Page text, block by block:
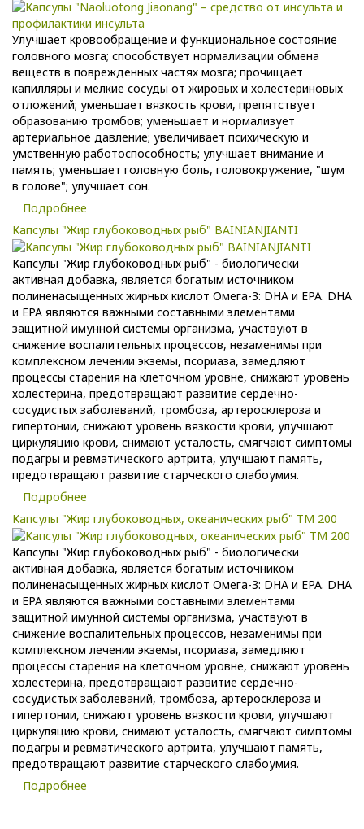
Улучшает кровообращение и функциональное состояние
головного мозга; способствует нормализации обмена
веществ в поврежденных частях мозга; прочищает
капилляры и мелкие сосуды от жировых и холестериновых
отложений; уменьшает вязкость крови, препятствует
образованию тромбов; уменьшает и нормализует
артериальное давление; увеличивает психическую и
умственную работоспособность; улучшает внимание и
память; уменьшает головную боль, головокружение, "шум
в голове"; улучшает сон.
Подробнее
Капсулы "Жир глубоководных рыб" BAINIANJIANTI
Капсулы "Жир глубоководных рыб" - биологически
активная добавка, является богатым источником
полиненасыщенных жирных кислот Омега-3: DHA и EPA. DHA
и EPA являются важными составными элементами
защитной имунной системы организма, участвуют в
снижение воспалительных процессов, незаменимы при
комплексном лечении экземы, псориаза, замедляют
процессы старения на клеточном уровне, снижают уровень
холестерина, предотвращают развитие сердечно-
сосудистых заболеваний, тромбоза, артеросклероза и
гипертонии, снижают уровень вязкости крови, улучшают
циркуляцию крови, снимают усталость, смягчают симптомы
подагры и ревматического артрита, улучшают память,
предотвращают развитие старческого слабоумия.
Подробнее
Капсулы "Жир глубоководных, океанических рыб" ТМ 200
Капсулы "Жир глубоководных рыб" - биологически
активная добавка, является богатым источником
полиненасыщенных жирных кислот Омега-3: DHA и EPA. DHA
и EPA являются важными составными элементами
защитной имунной системы организма, участвуют в
снижение воспалительных процессов, незаменимы при
комплексном лечении экземы, псориаза, замедляют
процессы старения на клеточном уровне, снижают уровень
холестерина, предотвращают развитие сердечно-
сосудистых заболеваний, тромбоза, артеросклероза и
гипертонии, снижают уровень вязкости крови, улучшают
циркуляцию крови, снимают усталость, смягчают симптомы
подагры и ревматического артрита, улучшают память,
предотвращают развитие старческого слабоумия.
Подробнее